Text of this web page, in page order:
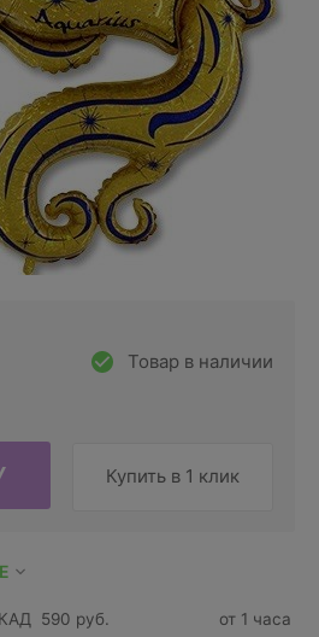
Товар в наличии
Купить в 1 клик
590 руб. от 1 часа